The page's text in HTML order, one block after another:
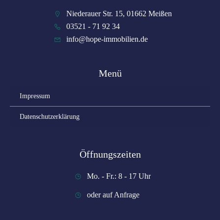
Niederauer Str. 15, 01662 Meißen
03521 - 71 92 34
info@hope-immobilien.de
Menü
Impressum
Datenschutzerklärung
Öffnungszeiten
Mo. - Fr.: 8 - 17 Uhr
oder auf Anfrage